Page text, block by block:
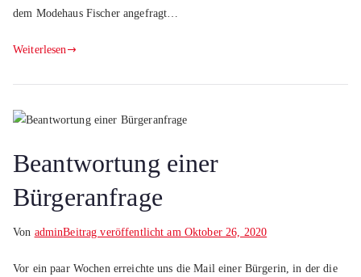
dem Modehaus Fischer angefragt…
Weiterlesen
Beantwortung einer
Bürgeranfrage
Von adminBeitrag veröffentlicht am Oktober 26, 2020
Vor ein paar Wochen erreichte uns die Mail einer Bürgerin, in der die